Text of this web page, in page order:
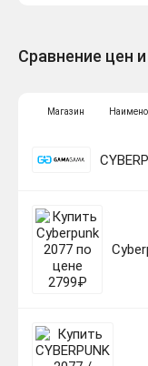
Сравнение цен
Магазин